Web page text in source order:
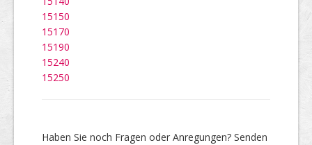
15150
15170
15190
15240
15250
Haben Sie noch Fragen oder Anregungen? Senden